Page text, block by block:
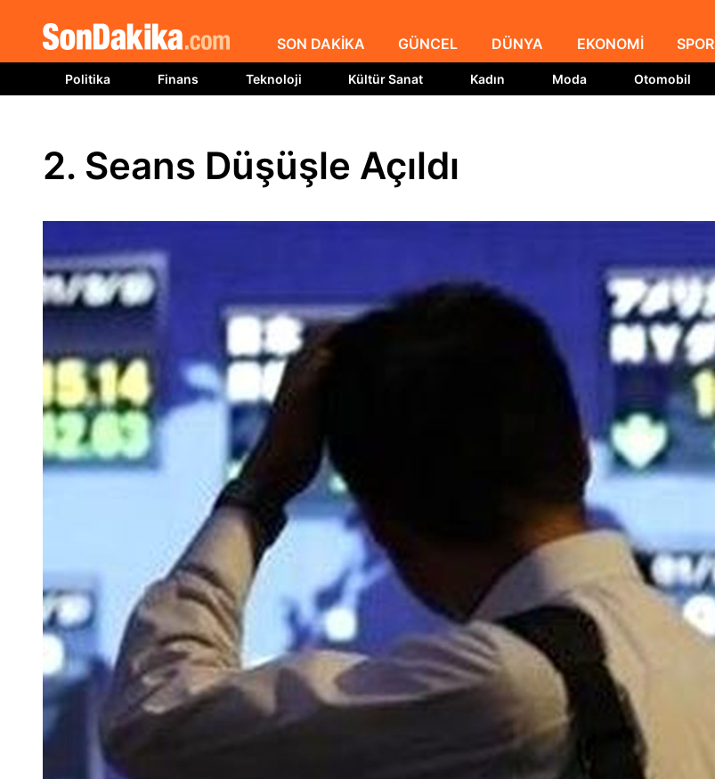
SON DAKİKA GÜNCEL DÜNYA EKONOMİ SPOR
Politika Finans Teknoloji Kültür Sanat Kadın Moda Otomobil
2. Seans Düşüşle Açıldı